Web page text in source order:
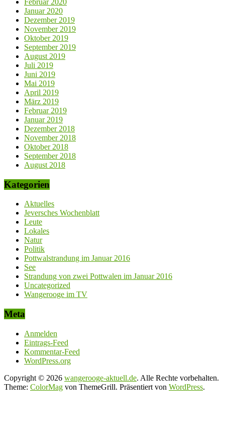
Januar 2020
Dezember 2019
November 2019
Oktober 2019
September 2019
August 2019
Juli 2019
Juni 2019
Mai 2019
April 2019
März 2019
Februar 2019
Januar 2019
Dezember 2018
November 2018
Oktober 2018
September 2018
August 2018
Kategorien
Aktuelles
Jeversches Wochenblatt
Leute
Lokales
Natur
Politik
Pottwalstrandung im Januar 2016
See
Strandung von zwei Pottwalen im Januar 2016
Uncategorized
Wangerooge im TV
Meta
Anmelden
Eintrags-Feed
Kommentar-Feed
WordPress.org
Copyright © 2026 wangerooge-aktuell.de. Alle Rechte vorbehalten.
Theme: ColorMag von ThemeGrill. Präsentiert von WordPress.